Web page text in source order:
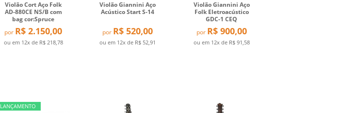
Violão Cort Aço Folk
AD-880CE NS/B com
bag cor:Spruce
por R$ 2.150,00
ou em 12xde R$ 218,78
Violão Giannini Aço
Acústico Start S-14
por R$ 520,00
ou em 12xde R$ 52,91
Violão Giannini Aço
Folk Eletroacústico
GDC-1 CEQ
por R$ 900,00
ou em 12xde R$ 91,58
LANÇAMENTO